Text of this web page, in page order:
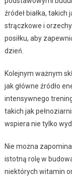
źródeł białka, takich
strączkowe i
posiłku, aby
dzień.
Kolejnym ważnym
jak główne źródło
intensywnego
takich jak
wspiera nie tylko
Nie można
istotną rolę w
niektórych witamin